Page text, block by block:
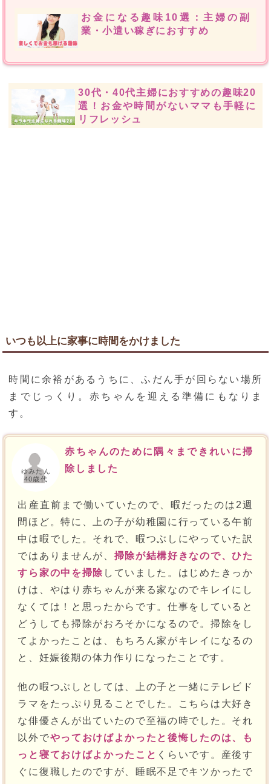
お金になる趣味10選：主婦の副
業・小遣い稼ぎにおすすめ
30代・40代主婦におすすめの趣味20
選！お金や時間がないママも手軽に
リフレッシュ
いつも以上に家事に時間をかけました
時間に余裕があるうちに、ふだん手が回らない場所
までじっくり。赤ちゃんを迎える準備にもなりま
す。
ゆみたん
40歳代
赤ちゃんのために隅々まできれいに掃
除しました
出産直前まで働いていたので、暇だったのは2週
間ほど。特に、上の子が幼稚園に行っている午前
中は暇でした。それで、暇つぶしにやっていた訳
ではありませんが、 掃除が結構好きなので、ひた
すら家の中を掃除 していました。はじめたきっか
けは、やはり赤ちゃんが来る家なのでキレイにし
なくては！と思ったからです。仕事をしていると
どうしても掃除がおろそかになるので。掃除をし
てよかったことは、もちろん家がキレイになるの
と、妊娠後期の体力作りになったことです。
他の暇つぶしとしては、上の子と一緒にテレビド
ラマをたっぷり見ることでした。こちらは大好き
な俳優さんが出ていたので至福の時でした。それ
以外でやっておけばよかったと後悔したのは、も
っと寝ておけばよかったこと くらいです。産後す
ぐに復職したのですが、睡眠不足でキツかったで